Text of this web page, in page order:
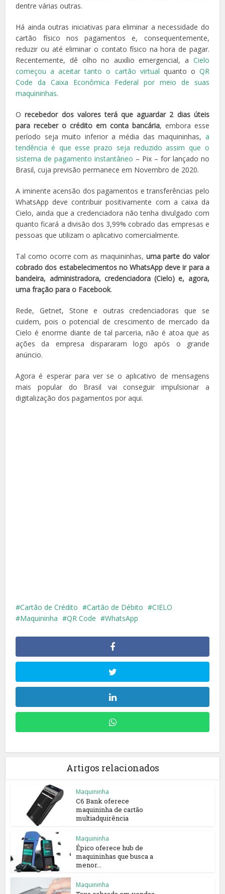
dentre várias outras.
Há ainda outras iniciativas para eliminar a necessidade do
cartão físico nos pagamentos e, consequentemente,
reduzir ou até eliminar o contato físico na hora de pagar.
Recentemente, dê olho no auxílio emergencial, a Cielo
começou a aceitar tanto o cartão virtual quanto o QR
Code da Caixa Econômica Federal por meio de suas
maquininhas.
Orecebedor dos valores terá que aguardar 2 dias úteis
para receber o crédito em conta bancária, embora esse
período seja muito inferior a média das maquininhas, a
tendência é que esse prazo seja reduzido assim que o
sistema de pagamento instantâneo – Pix – for lançado no
Brasil, cuja previsão permanece em Novembro de 2020.
A iminente acensão dos pagamentos e transferências pelo
WhatsApp deve contribuir positivamente com a caixa da
Cielo, ainda que a credenciadora não tenha divulgado com
quanto ficará a divisão dos 3,99% cobrado das empresas e
pessoas que utilizam o aplicativo comercialmente.
Tal como ocorre com as maquininhas, uma parte do valor
cobrado dos estabelecimentos no WhatsApp deve ir para a
bandeira, administradora, credenciadora (Cielo) e, agora,
uma fração para o Facebook.
Rede, Getnet, Stone e outras credenciadoras que se
cuidem, pois o potencial de crescimento de mercado da
Cielo é enorme diante de tal parceria, não é atoa que as
ações da empresa dispararam logo após o grande
anúncio.
Agora é esperar para ver se o aplicativo de mensagens
mais popular do Brasil vai conseguir impulsionar a
digitalização dos pagamentos por aqui.
Cartão de Crédito Cartão de Débito
CIELO
Maquininha
QR Code WhatsApp
Artigos relacionados
Maquininha
C6 Bank oferece
maquininha de cartão
multiadquirência
Maquininha
Épico oferece hub de
maquininhas que busca a
menor...
Maquininha